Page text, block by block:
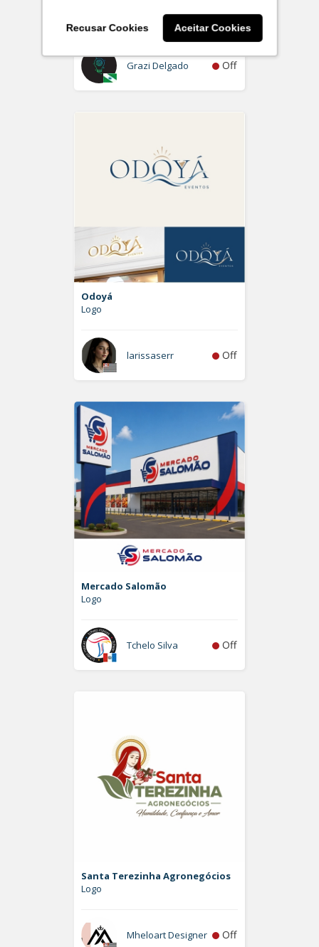
Recusar Cookies Aceitar Cookies
Logo e Papelaria (6 itens)
Grazi Delgado Off
Odoyá
Logo
larissaserr Off
Mercado Salomão
Logo
Tchelo Silva Off
Santa Terezinha Agronegócios
Logo
Mheloart Designer Off